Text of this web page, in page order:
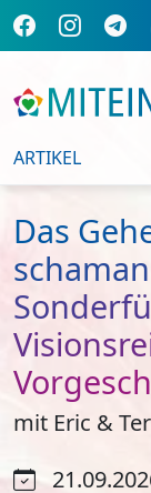
ARTIKEL
Das
mit Eric &